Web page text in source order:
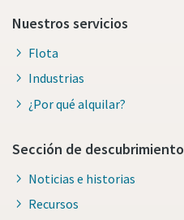
Nuestros servicios
Flota
Industrias
¿Por qué alquilar?
Sección de descubrimiento
Noticias e historias
Recursos